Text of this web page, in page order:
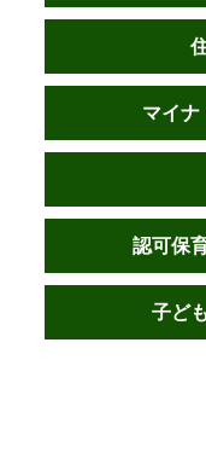
リアルタイム窓
リアルタイム交
マイナ
認可保
子ど